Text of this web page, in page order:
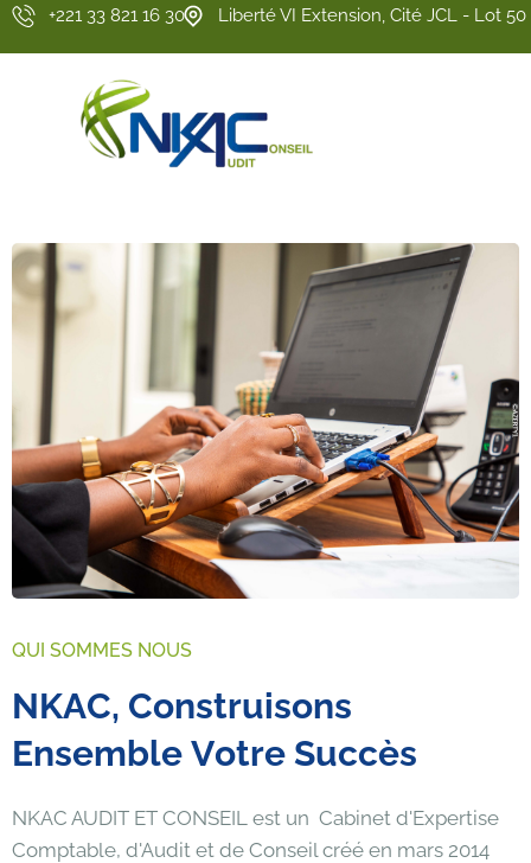
Liberté VI Extension, Cité JCL - Lot 50
+221 33 821 16 30
QUI SOMMES NOUS
NKAC, Construisons
Ensemble Votre Succès
NKAC AUDIT ET CONSEIL est un Cabinet d'Expertise
Comptable, d'Audit et de Conseil créé en mars 2014